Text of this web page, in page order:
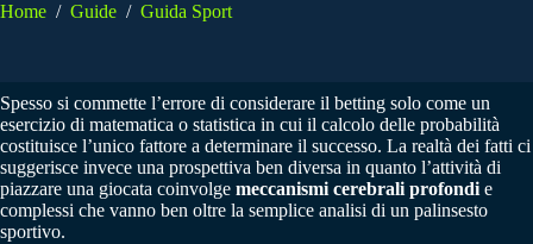
Home / Guide / Guida Sport
Spesso si commette l’errore di considerare il betting solo come un
esercizio di matematica o statistica in cui il calcolo delle probabilità
costituisce l’unico fattore a determinare il successo. La realtà dei fatti ci
suggerisce invece una prospettiva ben diversa in quanto l’attività di
piazzare una giocata coinvolge meccanismi cerebrali profondi e
complessi che vanno ben oltre la semplice analisi di un palinsesto
sportivo.